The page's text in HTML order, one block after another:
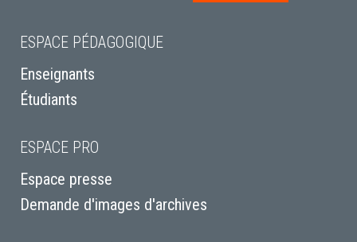
ESPACE PÉDAGOGIQUE
Enseignants
Étudiants
ESPACE PRO
Espace presse
Demande d'images d'archives